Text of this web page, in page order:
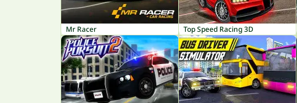
Mr Racer Top Speed Racing 3D